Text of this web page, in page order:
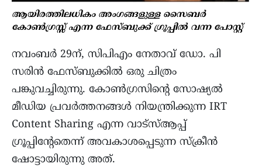
ആയിരത്തിലധികം അംഗങ്ങളുള്ള സൈബർ
കോൺഗ്രസ്സ് എന്ന ഫേസ്ബുക്ക് ഗ്രൂപ്പിൽ വന്ന പോസ്റ്റ്‌
നവംബർ 29ന്, സിപിഎം നേതാവ് ഡോ. പി
സരിൻ ഫേസ്ബുക്കിൽ ഒരു ചിത്രം
പങ്കുവച്ചിരുന്നു. കോൺഗ്രസിന്റെ സോഷ്യൽ
മീഡിയ പ്രവർത്തനങ്ങൾ നിയന്ത്രിക്കുന്ന IRT
Content Sharing എന്ന വാട്സ്ആപ്പ്
ഗ്രൂപ്പിന്റേതെന്ന് അവകാശപ്പെടുന്ന സ്ക്രീൻ
ഷോട്ടായിരുന്നു അത്.